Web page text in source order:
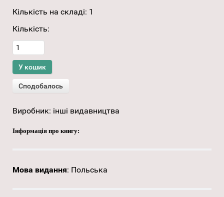
Кількість на складі: 1
Кількість:
Виробник: інші видавництва
Інформація про книгу:
Мова видання: Польська